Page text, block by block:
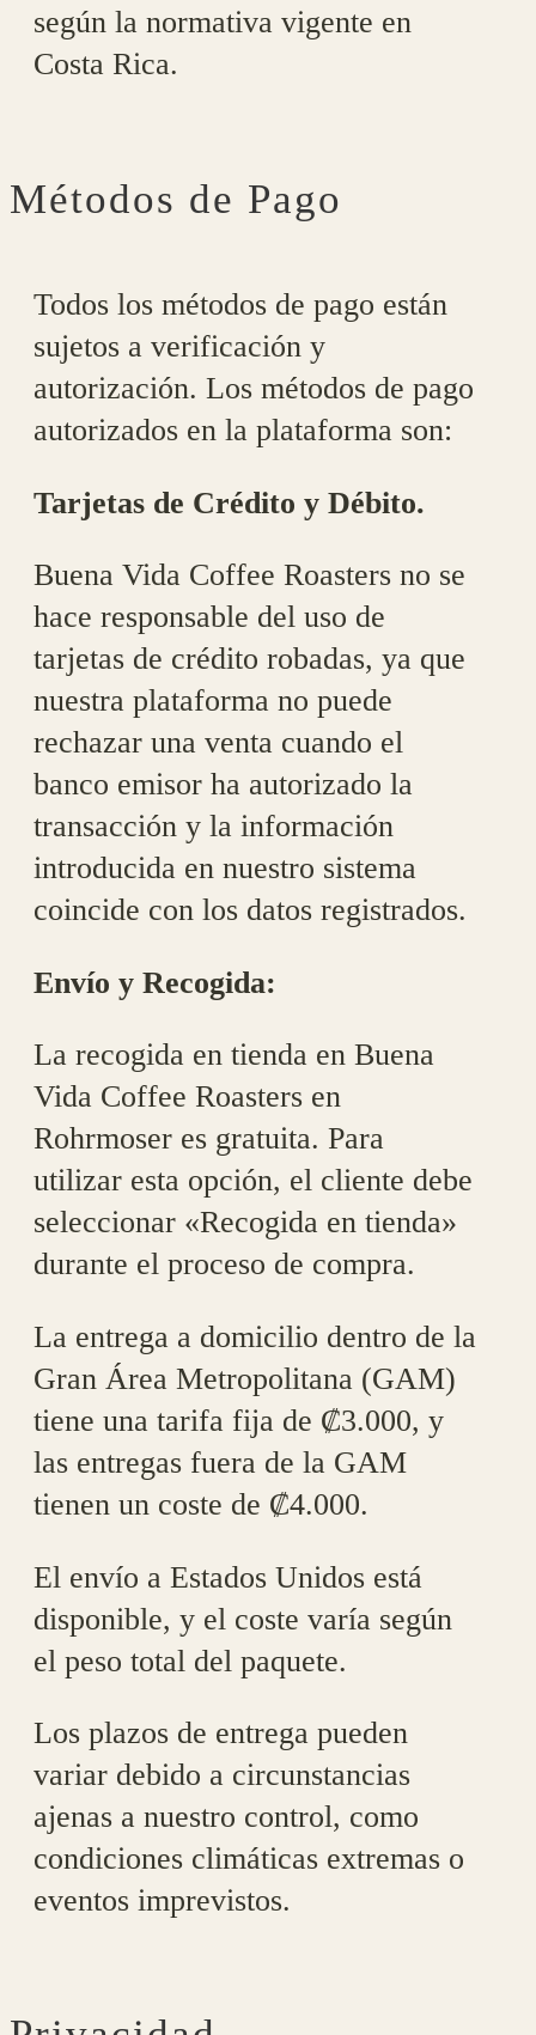
según la normativa vigente en
Costa Rica.
Métodos de Pago
Todos los métodos de pago están
sujetos a verificación y
autorización. Los métodos de pago
autorizados en la plataforma son:
Tarjetas de Crédito y Débito.
Buena Vida Coffee Roasters no se
hace responsable del uso de
tarjetas de crédito robadas, ya que
nuestra plataforma no puede
rechazar una venta cuando el
banco emisor ha autorizado la
transacción y la información
introducida en nuestro sistema
coincide con los datos registrados.
Envío y Recogida:
La recogida en tienda en Buena
Vida Coffee Roasters en
Rohrmoser es gratuita. Para
utilizar esta opción, el cliente debe
seleccionar «Recogida en tienda»
durante el proceso de compra.
La entrega a domicilio dentro de la
Gran Área Metropolitana (GAM)
tiene una tarifa fija de ₡3.000, y
las entregas fuera de la GAM
tienen un coste de ₡4.000.
El envío a Estados Unidos está
disponible, y el coste varía según
el peso total del paquete.
Los plazos de entrega pueden
variar debido a circunstancias
ajenas a nuestro control, como
condiciones climáticas extremas o
eventos imprevistos.